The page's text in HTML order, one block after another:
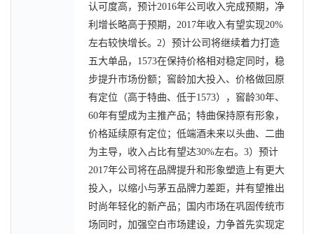
认可度高，预计2016年公司收入完成预期，净
利增长略高于预期，2017年收入有望实现20%
左右较快增长。2）预计公司将继续着力打造
五大单品，1573在保持价格相对稳定同时，稳
步提升市场份额；窖龄加大投入、价格做回原
有定位（高于特曲、低于1573），窖龄30年、
60年有望成为主推产品；特曲保持原有形象，
价格延续原有定位；低端酒未来以头曲、二曲
为主导，收入占比有望达30%左右。3）预计
2017年公司将在品牌提升和形象塑造上有更大
投入，以缩小与茅五品牌力差距，并有望推出
时尚年轻化的新产品；国内市场在巩固传统市
场同时，加强空白市场建设，力争首先实现定